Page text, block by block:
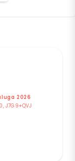
2026
J7G9+QVJ